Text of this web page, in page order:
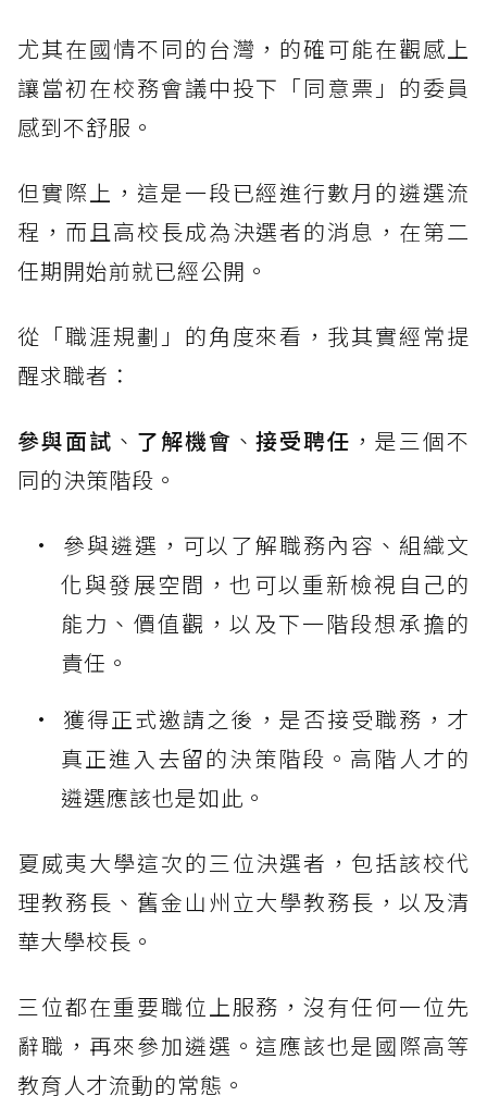
尤其在國情不同的台灣，的確可能在觀感上
讓當初在校務會議中投下「同意票」的委員
感到不舒服。
但實際上，這是一段已經進行數月的遴選流
程，而且高校長成為決選者的消息，在第二
任期開始前就已經公開。
從「職涯規劃」的角度來看，我其實經常提
醒求職者：
參與面試 、 了解機會 、接受聘任 ，是三個不
同的決策階段。
參與遴選，可以了解職務內容、組織文
化與發展空間，也可以重新檢視自己的
能力、價值觀，以及下一階段想承擔的
責任。
獲得正式邀請之後，是否接受職務，才
真正進入去留的決策階段。高階人才的
遴選應該也是如此。
夏威夷大學這次的三位決選者，包括該校代
理教務長、舊金山州立大學教務長，以及清
華大學校長。
三位都在重要職位上服務，沒有任何一位先
辭職，再來參加遴選。這應該也是國際高等
教育人才流動的常態。